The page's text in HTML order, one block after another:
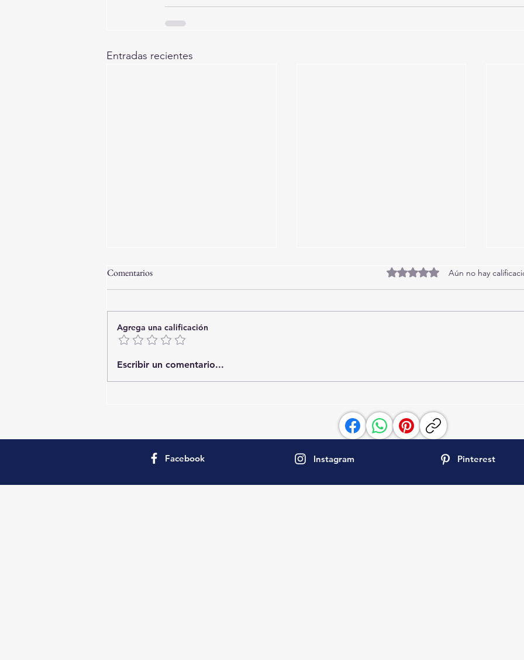
Entradas recientes
Playa Bombinhas WL01G-
Comentarios Obtuvo 0 de 5 estrellas.
Aún no hay
Agrega una calificación
Escribir un comentario...
Facebook Instagram Pinterest